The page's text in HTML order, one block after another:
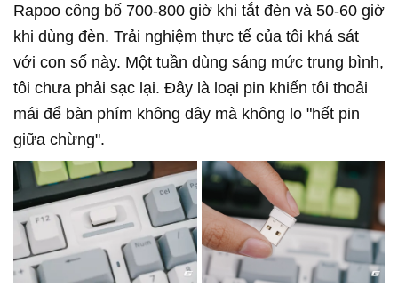
Rapoo công bố 700-800 giờ khi tắt đèn và 50-60 giờ
khi dùng đèn. Trải nghiệm thực tế của tôi khá sát
với con số này. Một tuần dùng sáng mức trung bình,
tôi chưa phải sạc lại. Đây là loại pin khiến tôi thoải
mái để bàn phím không dây mà không lo "hết pin
giữa chừng".